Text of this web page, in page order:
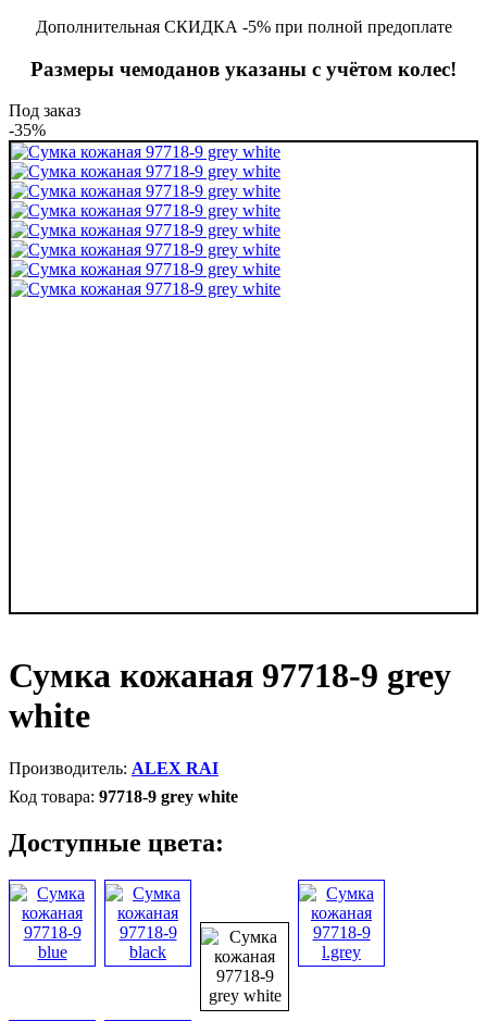
Дополнительная СКИДКА -5% при полной предоплате
Размеры чемоданов указаны с учётом колес!
Под заказ
-35%
Сумка кожаная 97718-9 grey
white
ALEX RAI
97718-9 grey white
Доступные цвета: